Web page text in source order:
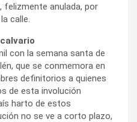
felizmente anulada, por
calle.
con la semana santa de
que se conmemora en
definitorios a quienes
de esta involución
harto de estos
no se ve a corto plazo,